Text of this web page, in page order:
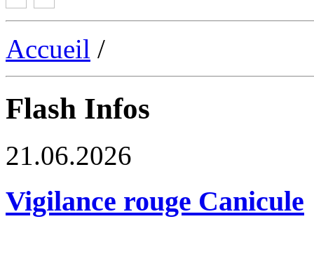
Accueil /
Flash Infos
21.06.2026
Vigilance rouge Canicule